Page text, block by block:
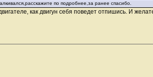
по подробнее,за ранее спасибо.
как двигун себя поведет отпишись. И